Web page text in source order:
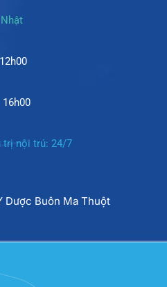
trị nội trú: 24/7
Dược Buôn Ma Thuột